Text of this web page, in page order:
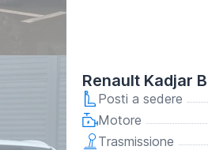
Renault Kadjar
Posti a sedere
Motore
Trasmissione